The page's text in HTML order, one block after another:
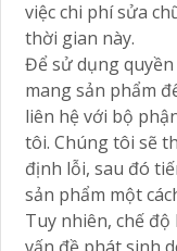
việc chi phí sửa
thời gian này.
Để sử dụng
mang sản phẩm
liên hệ với bộ
tôi. Chúng tôi sẽ
định lỗi, sau đó
sản phẩm một
Tuy nhiên, chế